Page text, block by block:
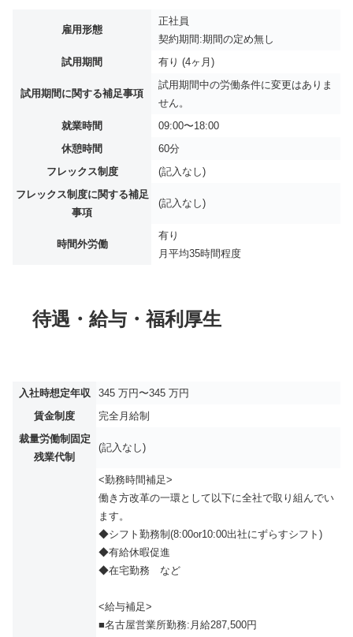
雇用形態
正社員
契約期間:期間の定め無し
試用期間
有り (4ヶ月)
試用期間に関する補足事項
試用期間中の労働条件に変更はありま
せん。
就業時間
09:00〜18:00
休憩時間
60分
フレックス制度
(記入なし)
フレックス制度に関する補足
事項
(記入なし)
時間外労働
有り
月平均35時間程度
待遇・給与・福利厚生
入社時想定年収
345 万円〜345 万円
賃金制度
完全月給制
裁量労働制固定
残業代制
(記入なし)
<勤務時間補足>
働き方改革の一環として以下に全社で取り組んでい
ます。
◆シフト勤務制(8:00or10:00出社にずらすシフト)
◆有給休暇促進
◆在宅勤務 など
<給与補足>
■名古屋営業所勤務:月給287,500円